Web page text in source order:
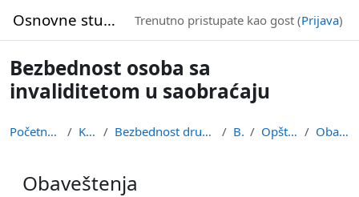
Osnovne studije Trenutno pristupate kao gost (Prijava)
Bezbednost osoba sa
invaliditetom u saobraćaju
Početna stranica Kursevi Bezbednost drumskog saobraćaja BOIS Opšta sekcija Obaveštenja
Obaveštenja